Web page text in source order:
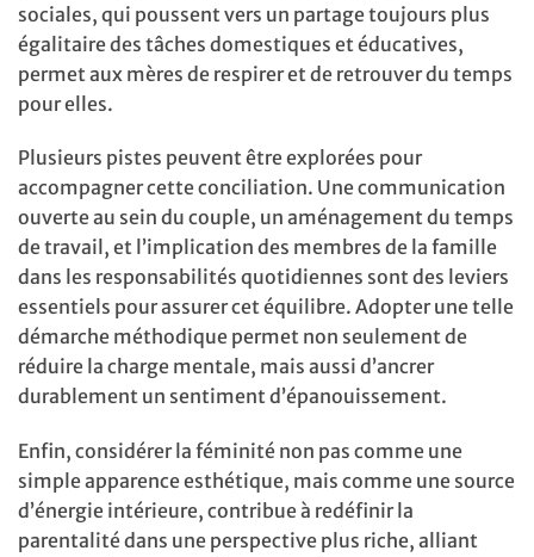
sociales, qui poussent vers un partage toujours plus
égalitaire des tâches domestiques et éducatives,
permet aux mères de respirer et de retrouver du temps
pour elles.
Plusieurs pistes peuvent être explorées pour
accompagner cette conciliation. Une communication
ouverte au sein du couple, un aménagement du temps
de travail, et l’implication des membres de la famille
dans les responsabilités quotidiennes sont des leviers
essentiels pour assurer cet équilibre. Adopter une telle
démarche méthodique permet non seulement de
réduire la charge mentale, mais aussi d’ancrer
durablement un sentiment d’épanouissement.
Enfin, considérer la féminité non pas comme une
simple apparence esthétique, mais comme une source
d’énergie intérieure, contribue à redéfinir la
parentalité dans une perspective plus riche, alliant